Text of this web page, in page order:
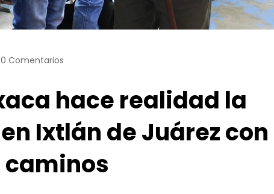
0 Comentarios
hace realidad la
Ixtlán de Juárez con